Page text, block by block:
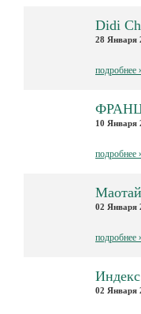
Didi
28 Января
подробнее
10 Января
подробнее
02 Января
подробнее
02 Января